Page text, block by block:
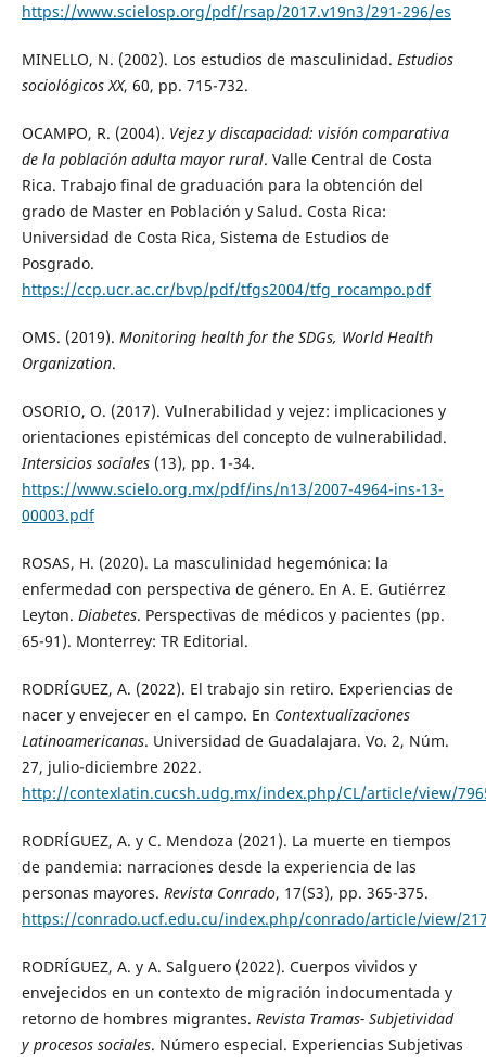
https://www.scielosp.org/pdf/rsap/2017.v19n3/291-296/es
MINELLO, N. (2002). Los estudios de masculinidad. Estudios
sociológicos XX, 60, pp. 715-732.
OCAMPO, R. (2004). Vejez y discapacidad: visión comparativa
de la población adulta mayor rural. Valle Central de Costa
Rica. Trabajo final de graduación para la obtención del
grado de Master en Población y Salud. Costa Rica:
Universidad de Costa Rica, Sistema de Estudios de
Posgrado.
https://ccp.ucr.ac.cr/bvp/pdf/tfgs2004/tfg_rocampo.pdf
OMS. (2019). Monitoring health for the SDGs, World Health
Organization.
OSORIO, O. (2017). Vulnerabilidad y vejez: implicaciones y
orientaciones epistémicas del concepto de vulnerabilidad.
Intersicios sociales(13), pp. 1-34.
https://www.scielo.org.mx/pdf/ins/n13/2007-4964-ins-13-
00003.pdf
ROSAS, H. (2020). La masculinidad hegemónica: la
enfermedad con perspectiva de género. En A. E. Gutiérrez
Leyton. Diabetes. Perspectivas de médicos y pacientes (pp.
65-91). Monterrey: TR Editorial.
RODRÍGUEZ, A. (2022). El trabajo sin retiro. Experiencias de
nacer y envejecer en el campo. En Contextualizaciones
Latinoamericanas. Universidad de Guadalajara. Vo. 2, Núm.
27, julio-diciembre 2022.
http://contexlatin.cucsh.udg.mx/index.php/CL/article/view/
RODRÍGUEZ, A. y C. Mendoza (2021). La muerte en tiempos
de pandemia: narraciones desde la experiencia de las
personas mayores. Revista Conrado, 17(S3), pp. 365-375.
https://conrado.ucf.edu.cu/index.php/conrado/article/view/
RODRÍGUEZ, A. y A. Salguero (2022). Cuerpos vividos y
envejecidos en un contexto de migración indocumentada y
retorno de hombres migrantes. Revista Tramas- Subjetividad
y procesos sociales. Número especial. Experiencias Subjetivas